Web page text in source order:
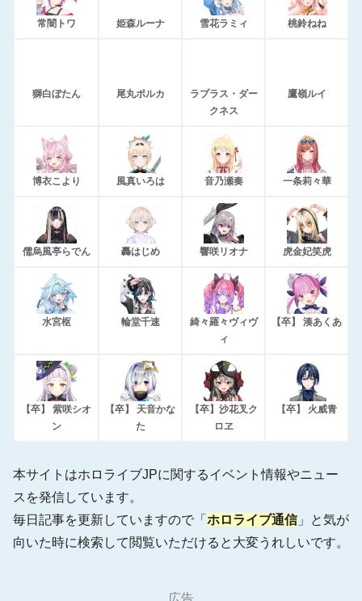
常闇トワ 姫森ルーナ 雪花ラミィ 桃鈴ねね
獅白ぼたん 尾丸ポルカ
ラプラス・ダー
クネス
鷹嶺ルイ
博衣こより 風真いろは 音乃瀬奏 一条莉々華
儒烏風亭らでん 轟はじめ 響咲リオナ 虎金妃笑虎
水宮枢 輪堂千速
綺々羅々ヴィヴ
ィ
【卒】 湊あくあ
【卒】 紫咲シオ
ン
【卒】 天音かな
た
【卒】沙花叉ク
ロヱ
【卒】 火威青
本サイトはホロライブJPに関するイベント情報やニュー
スを発信しています。
毎日記事を更新していますので「 ホロライブ通信 」と気が
向いた時に検索して閲覧いただけると大変うれしいです。